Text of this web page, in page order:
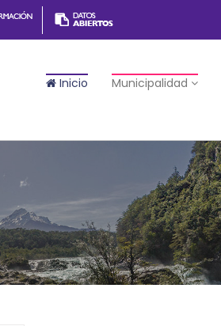
Inicio Municipalidad